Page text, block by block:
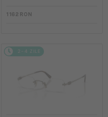
1 162 RON
2-4 ZILE